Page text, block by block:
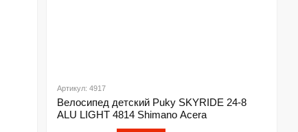
Артикул: 4917
Велосипед детский Puky SKYRIDE 24-8
ALU LIGHT 4814 Shimano Acera